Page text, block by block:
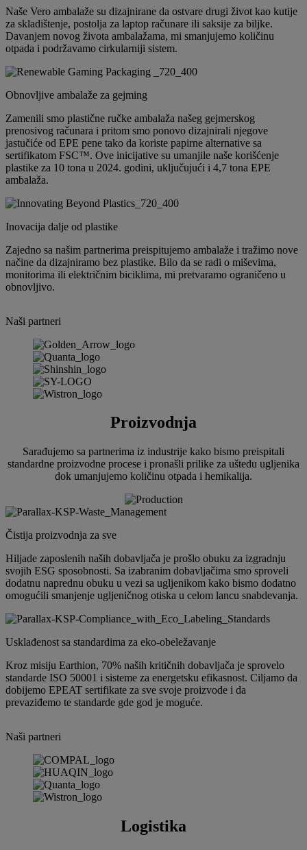
Naše Vero ambalaže su dizajnirane da ostvare drugi život kao kutije
za skladištenje, postolja za laptop računare ili saksije za biljke.
Davanjem novog života ambalažama, mi smanjujemo količinu
otpada i podržavamo cirkularniji sistem.
Obnovljive ambalaže za gejming
Zamenili smo plastične ručke ambalaža našeg gejmerskog
prenosivog računara i pritom smo ponovo dizajnirali njegove
jastučiće od EPE pene tako da koriste papirne alternative sa
sertifikatom FSC™. Ove inicijative su umanjile naše korišćenje
plastike za 10 tona u 2024. godini, uključujući i 4,7 tona EPE
ambalaža.
Inovacija dalje od plastike
Zajedno sa našim partnerima preispitujemo ambalaže i tražimo nove
načine da dizajniramo bez plastike. Bilo da se radi o miševima,
monitorima ili električnim biciklima, mi pretvaramo ograničeno u
obnovljivo.
Naši partneri
Proizvodnja
Sarađujemo sa partnerima iz industrije kako bismo preispitali
standardne proizvodne procese i pronašli prilike za uštedu ugljenika
dok umanjujemo količinu otpada i hemikalija.
Čistija proizvodnja za sve
Hiljade zaposlenih naših dobavljača je prošlo obuku za izgradnju
svojih ESG sposobnosti. Sa izabranim dobavljačima smo sproveli
dodatnu naprednu obuku u vezi sa ugljenikom kako bismo dodatno
omogućili smanjenje ugljeničnog otiska u celom lancu snabdevanja.
Usklađenost sa standardima za eko-obeležavanje
Kroz misiju Earthion, 70% naših kritičnih dobavljača je sprovelo
standarde ISO 50001 i sisteme za energetsku efikasnost. Ciljamo da
dobijemo EPEAT sertifikate za sve svoje proizvode i da
prevaziđemo te standarde gde god je moguće.
Naši partneri
Logistika